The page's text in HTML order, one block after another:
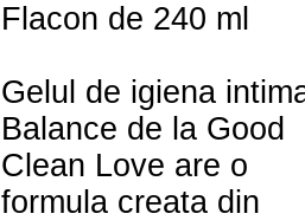
Flacon de 240 ml
Gelul de igiena
Balance de la Good
Clean Love are o
formula creata din